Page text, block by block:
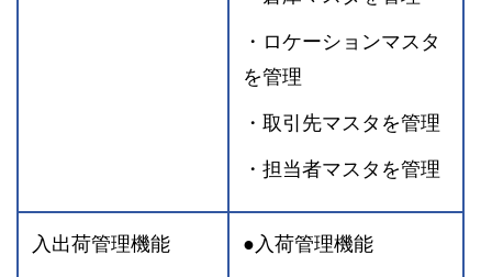
・ロケーションマスタ
を管理
・取引先マスタを管理
・担当者マスタを管理
入出荷管理機能 ●入荷管理機能